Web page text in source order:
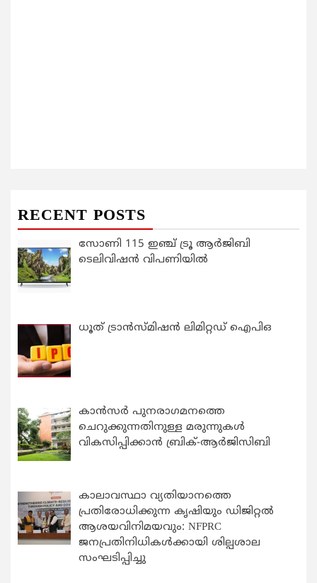
RECENT POSTS
സോണി 115 ഇഞ്ച് ട്രൂ ആർജിബി
ടെലിവിഷൻ വിപണിയിൽ
ധൂത് ട്രാൻസ്മിഷൻ ലിമിറ്റഡ് ഐപിഒ
കാന്‍സര്‍ പുനരാഗമനത്തെ
ചെറുക്കുന്നതിനുള്ള മരുന്നുകള്‍
വികസിപ്പിക്കാന്‍ ബ്രിക്-ആര്‍ജിസിബി
കാലാവസ്ഥാ വ്യതിയാനത്തെ
പ്രതിരോധിക്കുന്ന കൃഷിയും ഡിജിറ്റൽ
ആശയവിനിമയവും: NFPRC
ജനപ്രതിനിധികൾക്കായി ശില്പശാല
സംഘടിപ്പിച്ചു